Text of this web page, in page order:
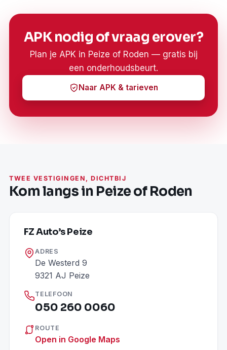
APK nodig of vraag erover?
Plan je APK in Peize of Roden — gratis bij
een onderhoudsbeurt.
Naar APK & tarieven
TWEE VESTIGINGEN, DICHTBIJ
Kom langs in Peize of Roden
FZ Auto’s Peize
ADRES
De Westerd 9
9321 AJ Peize
TELEFOON
050 260 0060
ROUTE
Open in Google Maps